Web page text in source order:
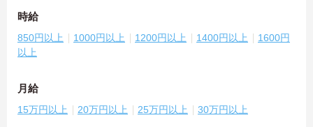
時給
850円以上 1000円以上 1200円以上 1400円以上
1600円
以上
月給
15万円以上 20万円以上 25万円以上 30万円以上